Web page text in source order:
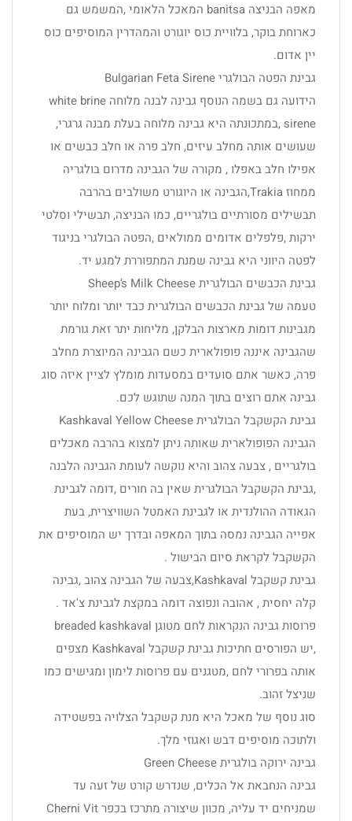
מאפה הבניצה banitsa המאכל הלאומי ,המשמש גם
כארוחת בוקר, בלוויית כוס יוגורט והמהדרין המוסיפים כוס
יין אדום.
גבינת הפטה הבולגרי Bulgarian Feta Sirene
הידועה גם בשמה הנוסף גבינה לבנה מלוחה white brine
sirene ,במתכונתה היא גבינה מלוחה בעלת מבנה גרגרי,
שעושים אותה מחלב עיזים, חלב פרה או חלב כבשים או
אפילו חלב באפלו , מקורה של הגבינה מדרום בולגריה
ממחוז Trakia,הגבינה או היוגורט משולבים בהרבה
תבשילים מסורתיים בולגריים, כמו הבניצה, תבשילי וסלטי
ירקות ,פלפלים אדומים ממולאים ,הפטה הבולגרי בניגוד
לפטה היווני היא גבינה שמנת המתפוררת למגע יד.
גבינת הכבשים הבולגרית Sheep’s Milk Cheese
טעמה של גבינת הכבשים הבולגרית כבד יותר ומלוח יותר
מגבינות דומות מארצות הבלקן, מליחות יתר זאת גורמת
שהגבינה איננה פופולארית כשם הגבינה המיוצרת מחלב
פרה, כאשר אתם סועדים במסעדות מומלץ לציין איזה סוג
גבינה אתם רוצים בתוך המנה שתוגש לכם.
גבינת הקשקבל הבולגרית Kashkaval Yellow Cheese
הגבינה הפופולארית שאותה ניתן למצוא בהרבה מאכלים
בולגריים , צבעה צהוב והיא נוקשה לעומת הגבינה הלבנה
,גבינת הקשקבל הבולגרית שאין בה חורים ,דומה לגבינת
הגאודה ההולנדית או לגבינת האמטל השוויצרית, בעת
אפייה הגבינה נמסה בתוך המאפה ובדרך יש המוסיפים את
הקשקבל לקראת סיום הבישול .
גבינת קשקבל Kashkaval,צבעה של הגבינה צהוב ,גבינה
קלה יחסית , אהובה ונפוצה דומה במקצת לגבינת צ'אד .
פרוסות גבינה הנקראות לחם מטוגן breaded kashkaval
,יש הפורסים חתיכות גבינת קשקבל Kashkaval מצפים
אותה בפרורי לחם ,מטגנים עם פרוסות לימון ומגישים כמו
שניצל זהוב.
סוג נוסף של מאכל היא מנת קשקבל הצלויה בפשטידה
ולתוכה מוסיפים דבש ואגוזי מלך.
גבינה ירוקה בולגרית Green Cheese
גבינה הנחבאת אל הכלים, שנדרש קורט של זעה עד
שמניחים יד עליה, מכוון שיצורה מתרכז בכפר Cherni Vit